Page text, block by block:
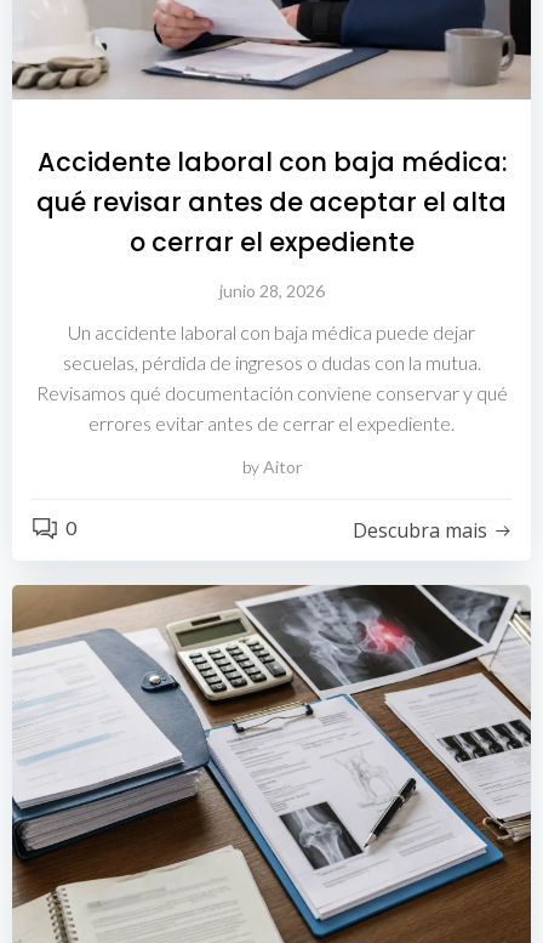
Accidente laboral con baja médica:
qué revisar antes de aceptar el alta
o cerrar el expediente
junio 28, 2026
Un accidente laboral con baja médica puede dejar
secuelas, pérdida de ingresos o dudas con la mutua.
Revisamos qué documentación conviene conservar y qué
errores evitar antes de cerrar el expediente.
byAitor
0 Descubra mais